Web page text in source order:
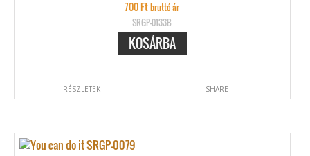
700Ftbruttó ár
SRGP-0133B
KOSÁRBA
RÉSZLETEK SHARE